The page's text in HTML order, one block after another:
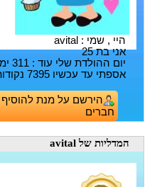
היי , שמי : avital
אני בת 25
יום ההולדת שלי עוד : 311 ימים
אספתי עד עכשיו 7395 נקודות
הירשם על מנת להוסיף
חברים
המדליות של avital